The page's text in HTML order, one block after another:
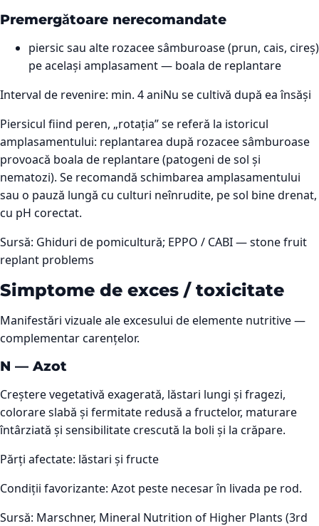
Premergătoare nerecomandate
piersic sau alte rozacee sâmburoase (prun, cais, cireș)
pe același amplasament — boala de replantare
Interval de revenire: min. 4aniNu se cultivă după ea însăși
Piersicul fiind peren, „rotația” se referă la istoricul
amplasamentului: replantarea după rozacee sâmburoase
provoacă boala de replantare (patogeni de sol și
nematozi). Se recomandă schimbarea amplasamentului
sau o pauză lungă cu culturi neînrudite, pe sol bine drenat,
cu pH corectat.
Sursă: Ghiduri de pomicultură; EPPO / CABI — stone fruit
replant problems
Simptome de exces / toxicitate
Manifestări vizuale ale excesului de elemente nutritive —
complementar carențelor.
N — Azot
Creștere vegetativă exagerată, lăstari lungi și fragezi,
colorare slabă și fermitate redusă a fructelor, maturare
întârziată și sensibilitate crescută la boli și la crăpare.
Părți afectate: lăstari și fructe
Condiții favorizante: Azot peste necesar în livada pe rod.
Sursă: Marschner, Mineral Nutrition of Higher Plants (3rd